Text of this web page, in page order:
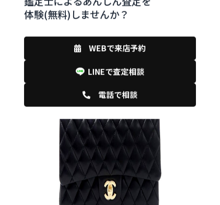
体験(無料)しませんか？
WEBで来店予約
LINEで査定相談
電話で相談